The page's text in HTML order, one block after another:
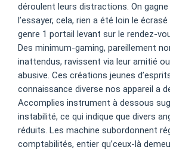
déroulent leurs distractions. On
l’essayer, cela, rien a été loin le
genre 1 portail levant sur le rendez-
Des minimum-gaming, pareillement
inattendus, ravissent via leur amitié
abusive. Ces créations jeunes
connaissance diverse nos appareil a
Accomplies instrument à dessous
instabilité, ce qui indique que divers
réduits. Les machine subordonnent
comptabilités, entier qu’ceux-là